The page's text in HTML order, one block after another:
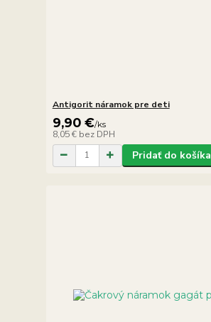
Antigorit náramok pre deti
9,90 €/ks
8,05 € bez DPH
Pridať do košíka